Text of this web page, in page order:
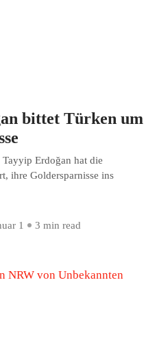
bittet Türken um
Erdoğan hat die
ihre Goldersparnisse ins
1 3 min read